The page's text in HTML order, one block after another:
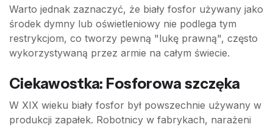
Warto jednak zaznaczyć, że biały fosfor używany jako
środek dymny lub oświetleniowy nie podlega tym
restrykcjom, co tworzy pewną "lukę prawną", często
wykorzystywaną przez armie na całym świecie.
Ciekawostka: Fosforowa szczęka
W XIX wieku biały fosfor był powszechnie używany w
produkcji zapałek. Robotnicy w fabrykach, narażeni